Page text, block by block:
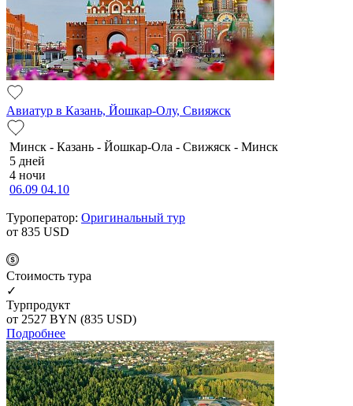
Авиатур в Казань, Йошкар-Олу, Свияжск
Минск - Казань - Йошкар-Ола - Свижяск - Минск
5 дней
4 ночи
06.09 04.10
Туроператор: Оригинальный тур
от 835 USD
Cтоимость тура
✓
Турпродукт
от 2527 BYN (835 USD)
Подробнее